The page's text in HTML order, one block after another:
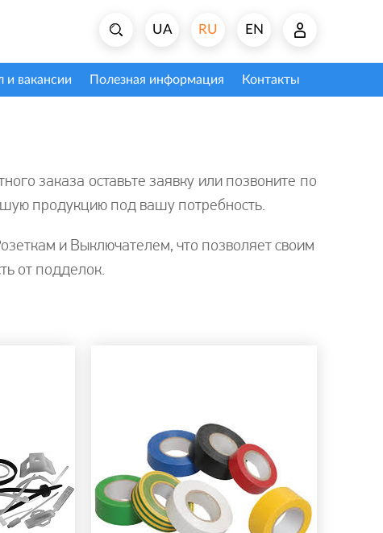
EN
RU
UA
и вакансии Полезная информация Контакты
заказа оставьте заявку или позвоните по
продукцию под вашу потребность.
и Выключателем, что позволяет своим
от подделок.